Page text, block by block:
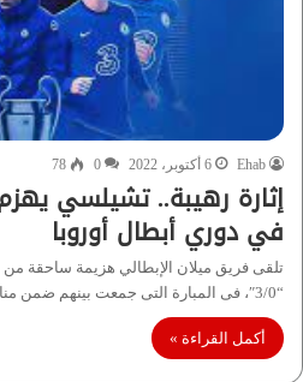
Ehab 6 أكتوبر، 2022 0
78
في دوري أبطال أوروبا
تلقى فريق ميلان الإبطالي هزيمة ساحقة من
“3/0″، فى المبارة التى جمعت بينهم ضمن منافسات دور…
أكمل القراءة »